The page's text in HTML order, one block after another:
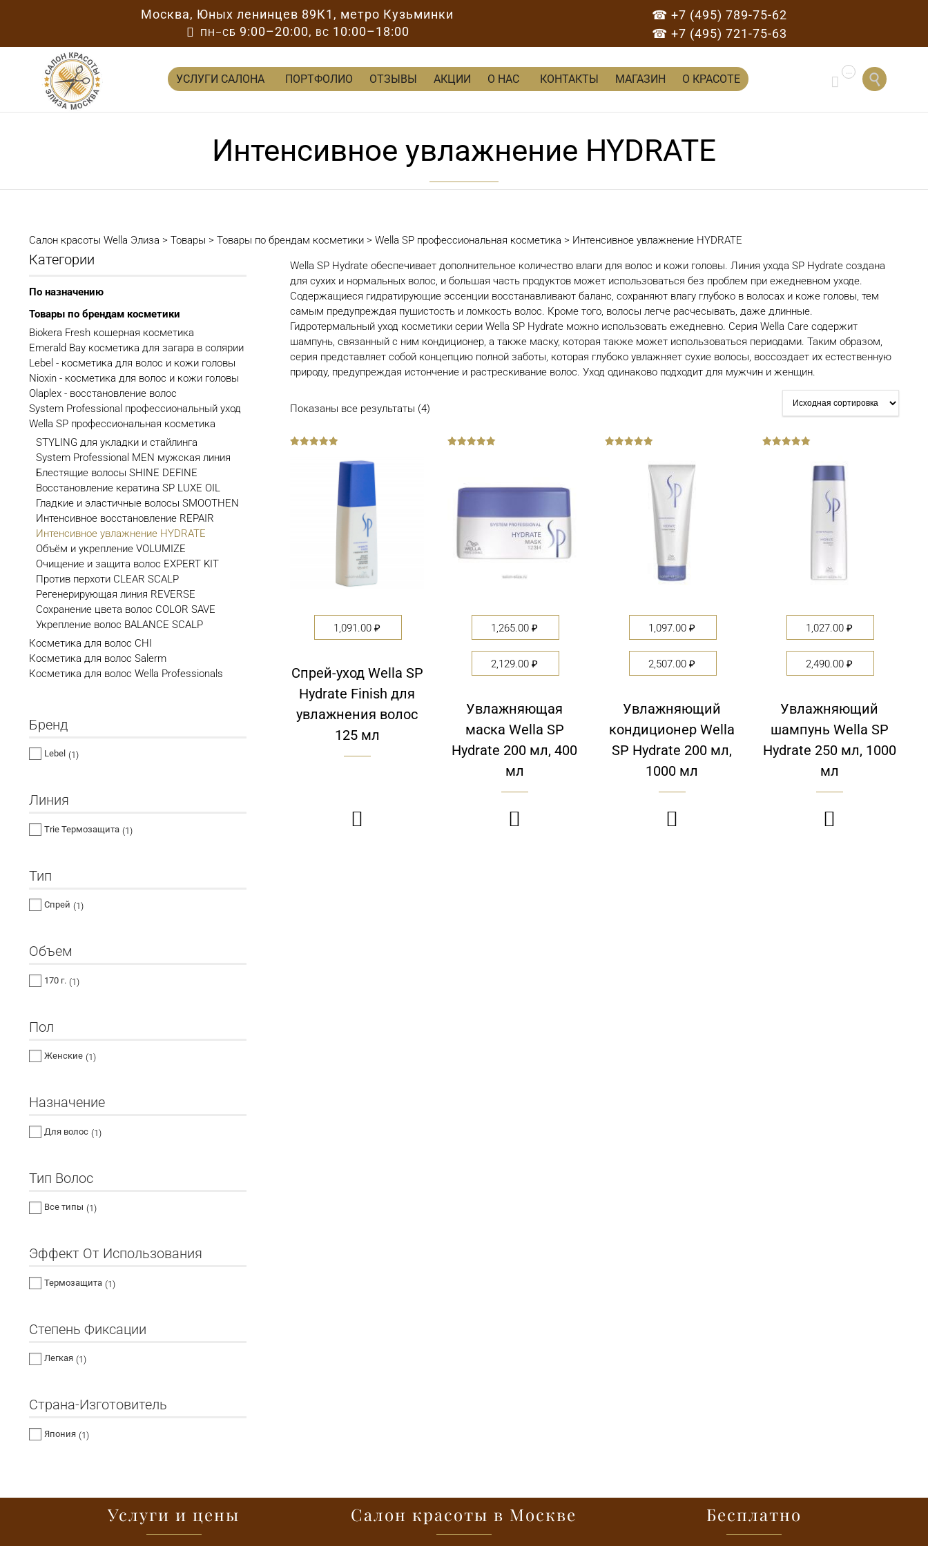
Москва, Юных ленинцев 89К1 , метро Кузьминки
 ПН–СБ 9:00–20:00, ВС 10:00–18:00
☎ +7 (495) 789-75-62
☎ +7 (495) 721-75-63
Перейти
к
УСЛУГИ САЛОНА ПОРТФОЛИО ОТЗЫВЫ АКЦИИ О НАС КОНТАКТЫ МАГАЗИН О КРАСОТЕ  
Интенсивное увлажнение HYDRATE
Салон красоты Wella Элиза > Товары > Товары по брендам косметики > Wella SP профессиональная косметика > Интенсивное увлажнение HYDRATE
Wella SP Hydrate обеспечивает дополнительное количество влаги для волос и кожи головы. Линия ухода SP Hydrate создана
для сухих и нормальных волос, и большая часть продуктов может использоваться без проблем при ежедневном уходе.
Содержащиеся гидратирующие эссенции восстанавливают баланс, сохраняют влагу глубоко в волосах и коже головы, тем
самым предупреждая пушистость и ломкость волос. Кроме того, волосы легче расчесывать, даже длинные.
Гидротермальный уход косметики серии Wella SP Hydrate можно использовать ежедневно. Серия Wella Care содержит
шампунь, связанный с ним кондиционер, а также маску, которая также может использоваться периодами. Таким образом,
серия представляет собой концепцию полной заботы, которая глубоко увлажняет сухие волосы, воссоздает их естественную
природу, предупреждая истончение и растрескивание волос. Уход одинаково подходит для мужчин и женщин.
Показаны все результаты (4)
1,091.00₽
Спрей-уход Wella SP
Hydrate Finish для
увлажнения волос
125 мл

1,265.00₽
2,129.00₽
Увлажняющая
маска Wella SP
Hydrate 200 мл, 400
мл

1,097.00₽
2,507.00₽
Увлажняющий
кондиционер Wella
SP Hydrate 200 мл,
1000 мл

1,027.00₽
2,490.00₽
Увлажняющий
шампунь Wella SP
Hydrate 250 мл, 1000
мл

Категории
По назначению
Товары по брендам косметики
Biokera Fresh кошерная косметика
Emerald Bay косметика для загара в солярии
Lebel - косметика для волос и кожи головы
Nioxin - косметика для волос и кожи головы
Olaplex - восстановление волос
System Professional профессиональный уход
Wella SP профессиональная косметика
STYLING для укладки и стайлинга
System Professional MEN мужская линия
Блестящие волосы SHINE DEFINE
Восстановление кератина SP LUXE OIL
Гладкие и эластичные волосы SMOOTHEN
Интенсивное восстановление REPAIR
Интенсивное увлажнение HYDRATE
Объём и укрепление VOLUMIZE
Очищение и защита волос EXPERT KIT
Против перхоти CLEAR SCALP
Регенерирующая линия REVERSE
Сохранение цвета волос COLOR SAVE
Укрепление волос BALANCE SCALP
Косметика для волос CHI
Косметика для волос Salerm
Косметика для волос Wella Professionals
Бренд
Lebel (1)
Линия
Trie Термозащита (1)
Тип
Спрей (1)
Объем
170 г. (1)
Пол
Женские (1)
Назначение
Для волос (1)
Тип Волос
Все типы (1)
Эффект От Использования
Термозащита (1)
Степень Фиксации
Легкая (1)
Страна-Изготовитель
Япония (1)
Услуги и цены Салон красоты в Москве Бесплатно